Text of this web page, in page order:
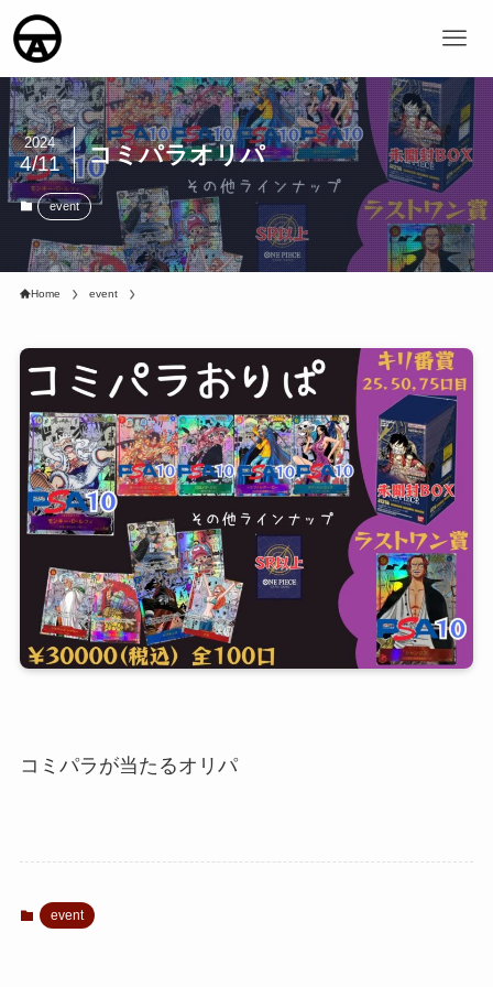
コミパラオリパ
2024
4/11
event
Home event
コミパラが当たるオリパ
event